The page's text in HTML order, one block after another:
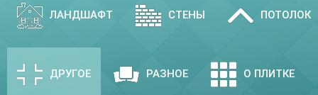
ЛАНДШАФТ СТЕНЫ ПОТОЛОК
ДРУГОЕ РАЗНОЕ О ПЛИТКЕ